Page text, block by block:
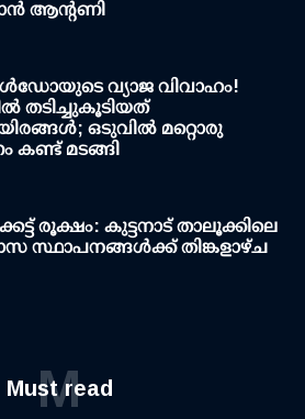
ആന്റണി
വ്യാജ വിവാഹം!
തടിച്ചുകൂടിയത്
ഒടുവില്‍ മറ്റൊരു
കണ്ട് മടങ്ങി
രൂക്ഷം: കുട്ടനാട് താലൂക്കിലെ
സ്ഥാപനങ്ങള്‍ക്ക് തിങ്കളാഴ്ച
Must read
M